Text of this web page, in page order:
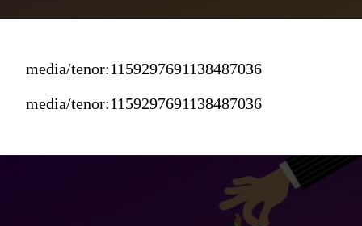
media/tenor:1159297691138487036
media/tenor:1159297691138487036